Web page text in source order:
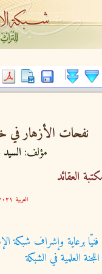
نفحات الأزهار في
مؤلف:
العقائد
العربية ٢٠٢١-٠٩-٣٠
برعاية وإشراف شبكة
العلمية في الشبكة